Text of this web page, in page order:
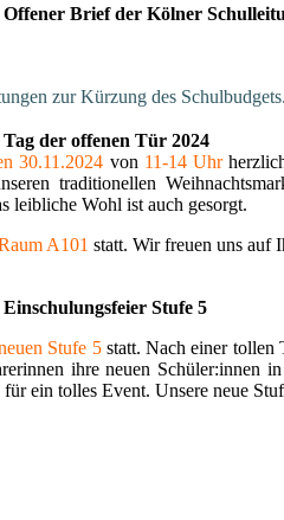
Offener Brief der Kölner
zur Kürzung des
Tag der offenen Tür 2024
30.11.2024 von 11-14 Uhr
traditionellen
leibliche Wohl ist auch gesorgt.
A101 statt. Wir freuen uns auf
Einschulungsfeier Stufe 5
Stufe 5statt. Nach einer tollen
ihre neuen Schüler:innen
ein tolles Event. Unsere neue